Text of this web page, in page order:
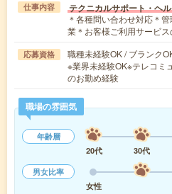
仕事内容 テクニカルサポート・ヘ
＊各種問い合わせ対応＊
業＊お客様ご利用サービ
応募資格
職種未経験OK / ブランク
※業界未経験OK※テレコミ
のお勤め経験
職場の雰囲気
年齢層
20代
30代
男女比率
女性